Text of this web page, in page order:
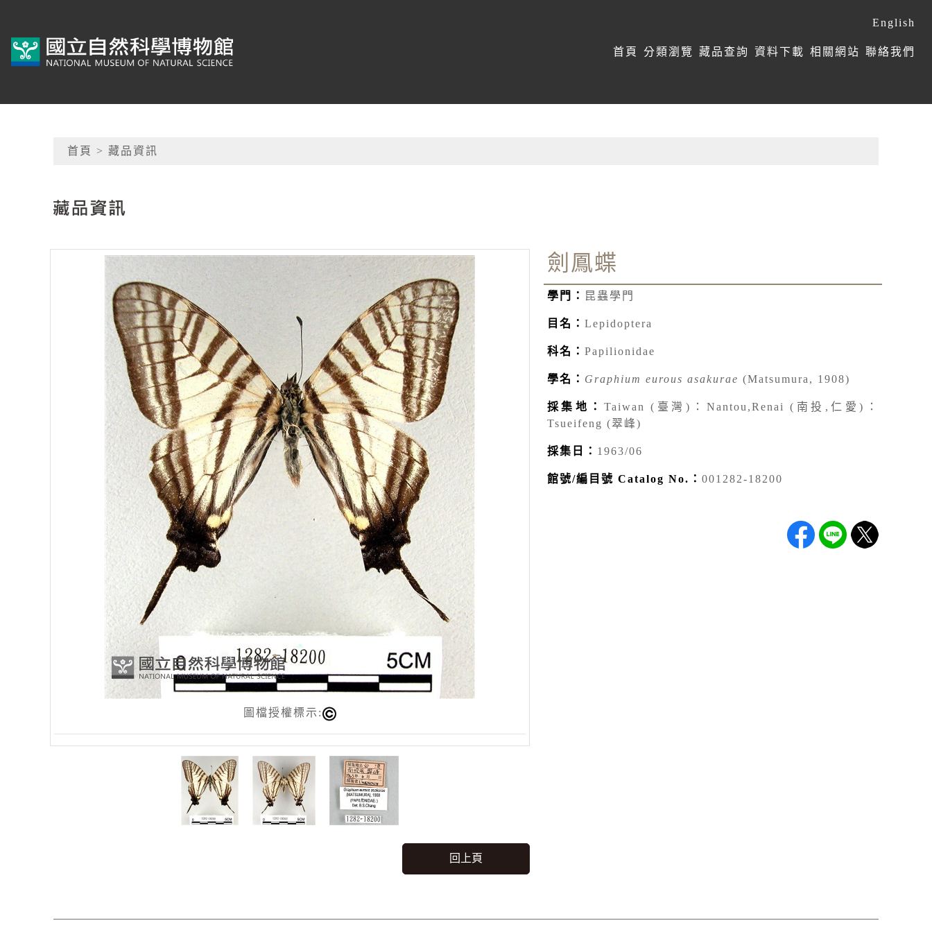
典藏網-國立自然科學博物館
網頁導覽
首頁 分類瀏覽 藏品查詢 資料下載 相關網站 聯絡我們
English
首頁 > 藏品資訊
圖檔授權標示:
劍鳳蝶
學門： 昆蟲學門
目名： Lepidoptera
科名： Papilionidae
學名： Graphium eurous asakurae (Matsumura, 1908)
採集地： Taiwan (臺灣)：Nantou,Renai (南投,仁愛)：
Tsueifeng (翠峰)
採集日： 1963/06
館號/編目號 Catalog No.： 001282-18200
回上頁